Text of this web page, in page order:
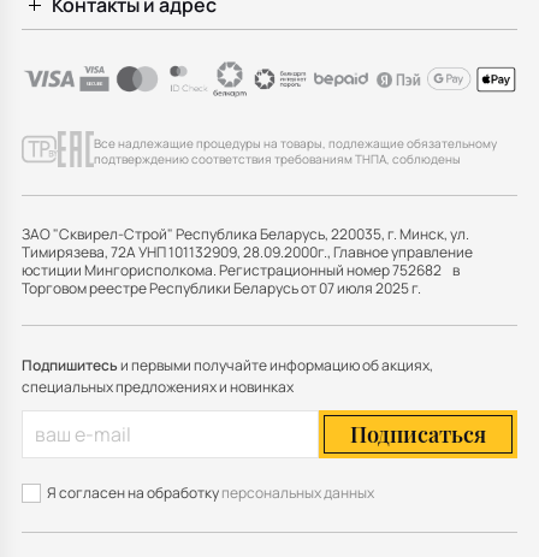
Все надлежащие процедуры на товары, подлежащие обязательному
подтверждению соответствия требованиям ТНПА, соблюдены
ЗАО "Сквирел-Строй" Республика Беларусь, 220035, г. Минск, ул.
Тимирязева, 72А УНП 101132909, 28.09.2000г., Главное управление
юстиции Мингорисполкома. Регистрационный номер 752682 в
Торговом реестре Республики Беларусь от 07 июля 2025 г.
Подпишитесьи первыми получайте информацию об акциях,
специальных предложениях и новинках
Подписаться
Я согласен на обработкуперсональных данных